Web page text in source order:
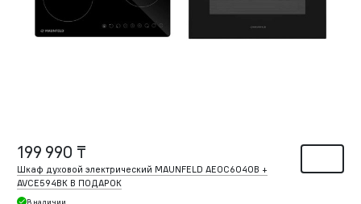
199 990 ₸
Шкаф духовой электрический MAUNFELD AEOC6040B +
AVCE594BK В ПОДАРОК
В наличии